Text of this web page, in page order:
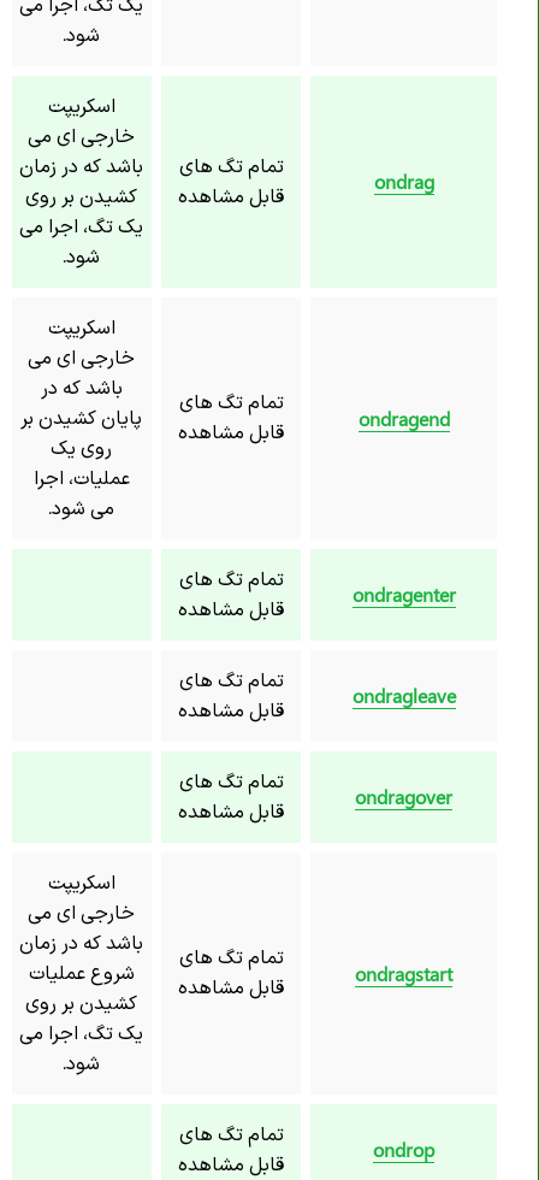
شود.
ondrag
تمام تگ های
قابل مشاهده
اسکریپت
خارجی ای می
باشد که در زمان
کشیدن بر روی
یک تگ، اجرا می
شود.
ondragend
تمام تگ های
قابل مشاهده
اسکریپت
خارجی ای می
باشد که در
پایان کشیدن بر
روی یک
عملیات، اجرا
می شود.
ondragenter
تمام تگ های
قابل مشاهده
ondragleave
تمام تگ های
قابل مشاهده
ondragover
تمام تگ های
قابل مشاهده
ondragstart
تمام تگ های
قابل مشاهده
اسکریپت
خارجی ای می
باشد که در زمان
شروع عملیات
کشیدن بر روی
یک تگ، اجرا می
شود.
ondrop
تمام تگ های
قابل مشاهده